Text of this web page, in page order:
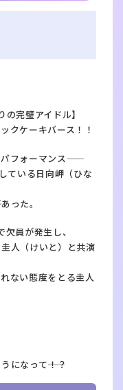
の完璧アイドル】
クケーキバース！！
ォーマンス――
ている日向岬（ひな
った。
員が発生し、
人（けいと）と共演
ない態度をとる圭人
なって――！？